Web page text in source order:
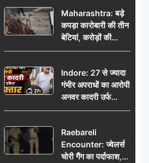
उठाया लाभ
Maharashtra: बड़े
कपड़ा कारोबारी की तीन
बेटियां, करोड़ों की
कमाई… फिर भी पिता
अंतिम दिन, 5100 रुपये
भेजकर कहा– अंतिम
संस्कार कर दीजिए हम
नहीं आ पाएंगे
Indore: 27 से ज्यादा
गंभीर अपराधों का आरोपी
अनवर कादरी उर्फ
‘डकैत’ गिरफ्तार, इंदौर
Raebareli
Encounter: ज्वेलर्स
चोरी गैंग का पर्दाफाश,